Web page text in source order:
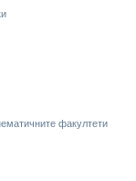
факултети